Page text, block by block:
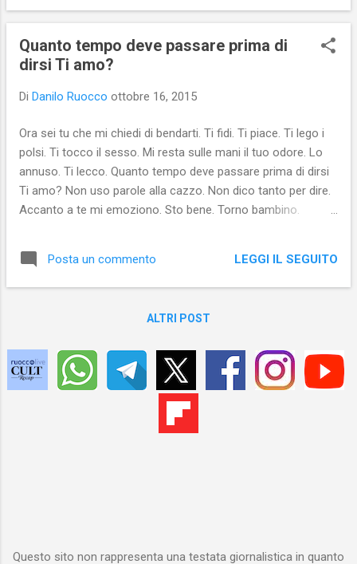
Consiglio del Milk per l'invito. Le foto
(scattate nella penombra in cui era immersa
la sala per consentire la proiezione delle
Quanto tempo deve passare prima di
dirsi Ti amo?
Di Danilo Ruocco ottobre 16, 2015
Ora sei tu che mi chiedi di bendarti. Ti fidi. Ti piace. Ti lego i
polsi. Ti tocco il sesso. Mi resta sulle mani il tuo odore. Lo
annuso. Ti lecco. Quanto tempo deve passare prima di dirsi
Ti amo? Non uso parole alla cazzo. Non dico tanto per dire.
Accanto a te mi emoziono. Sto bene. Torno bambino.
tuo fianco. Quanto tempo deve passare prima di dirsi Ti
amo? Ci raccontiamo i ricordi più intimi. Le prime volte e le
ferite del cuore. Ci diciamo le nostre speranze, le gioie, i
lingue si uniscono. Torniamo a donarci il piacere. Quanto
baci. Ti spoglio. Mi succhi. Nudi siamo veri e belli da togliere il
fiato. Senza imbarazzi i nostri corpi si incontrano. I respiri si
fanno brevi e cresce la voglia di unirsi. Mi accogli in te e mi
sento tuo. Quanto tempo deve passare ...
Posta un commento LEGGI IL SEGUITO
ALTRI POST
Questo sito non rappresenta una testata giornalistica in quanto